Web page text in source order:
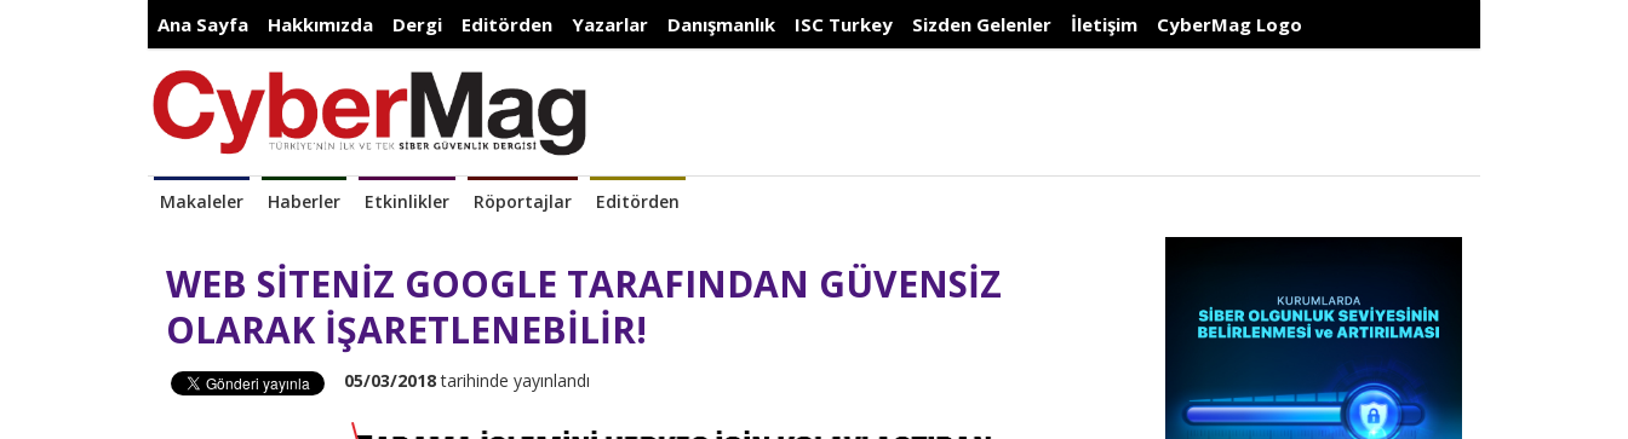
Ana Sayfa Hakkımızda Dergi Editörden Yazarlar Danışmanlık ISC Turkey Sizden Gelenler İletişim CyberMag Logo
Makaleler Haberler Etkinlikler Röportajlar Editörden
WEB SİTENİZ GOOGLE TARAFINDAN GÜVENSİZ
OLARAK İŞARETLENEBİLİR!
05/03/2018tarihinde yayınlandı